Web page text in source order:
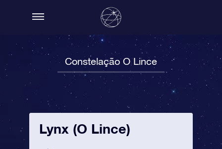
Constelação O Lince
Lynx (O Lince)